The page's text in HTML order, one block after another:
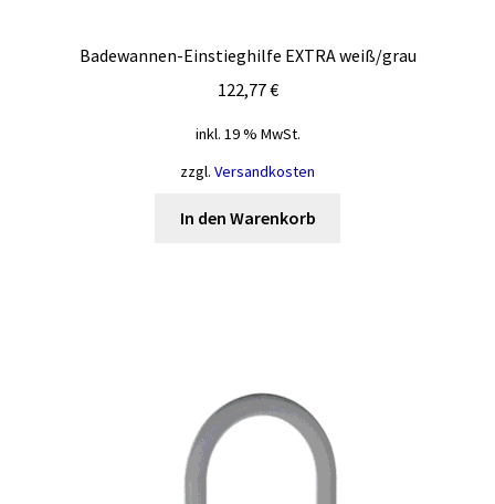
Badewannen-Einstieghilfe EXTRA weiß/grau
122,77€
inkl. 19 % MwSt.
zzgl. Versandkosten
In den Warenkorb